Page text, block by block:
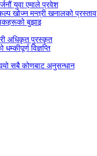
युवा एमाले प्रवेश
खोज्न मन्त्री खनालको प्रस्ताव
बुझाइ
अधिकृत पुरस्कृत
विज्ञप्ति
सबै कोणबाट अनुसन्धान